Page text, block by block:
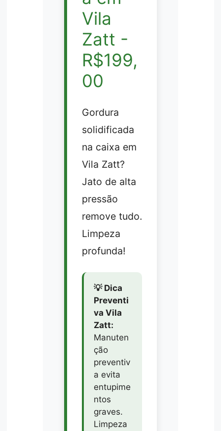
Vila
Zatt -
R$199,
00
Gordura
solidificada
na caixa em
Vila Zatt?
Jato de alta
pressão
remove tudo.
Limpeza
profunda!
💡 Dica
Preventi
va Vila
Zatt:
Manuten
ção
preventiv
a evita
entupime
ntos
graves.
Limpeza